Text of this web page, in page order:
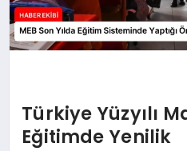
Türkiye Yüzyılı
Eğitimde Yenilik